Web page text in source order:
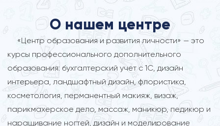
О нашем центре
«Центр образования и развития личности» — это
курсы профессионального дополнительного
образования: бухгалтерский учет с 1С, дизайн
интерьера, ландшафтный дизайн, флористика,
косметология, перманентный макияж, визаж,
парикмахерское дело, массаж, маникюр, педикюр и
наращивание ногтей, дизайн и моделирование